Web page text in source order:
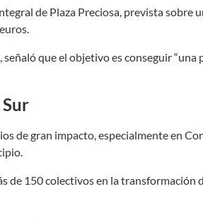
de Plaza Preciosa, prevista sobre
que el objetivo es conseguir “una
de gran impacto, especialmente en
de 150 colectivos en la transformación